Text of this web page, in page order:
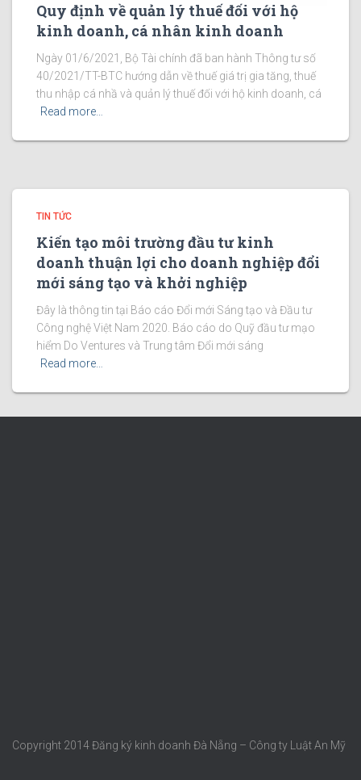
Quy định về quản lý thuế đối với hộ
kinh doanh, cá nhân kinh doanh
Ngày 01/6/2021, Bộ Tài chính đã ban hành Thông tư số
40/2021/TT-BTC hướng dẫn về thuế giá trị gia tăng, thuế
thu nhập cá nhầ và quản lý thuế đối với hộ kinh doanh, cá
Read more…
TIN TỨC
Kiến tạo môi trường đầu tư kinh
doanh thuận lợi cho doanh nghiệp đổi
mới sáng tạo và khởi nghiệp
Đây là thông tin tại Báo cáo Đổi mới Sáng tạo và Đầu tư
Công nghệ Việt Nam 2020. Báo cáo do Quỹ đầu tư mạo
hiểm Do Ventures và Trung tâm Đổi mới sáng
Read more…
Copyright 2014 Đăng ký kinh doanh Đà Nẵng – Công ty Luật An Mỹ